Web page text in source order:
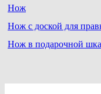
Нож
Нож с доской для
Нож в подарочной